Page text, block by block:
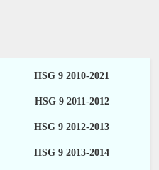
HSG 9 2010-2021
HSG 9 2011-2012
HSG 9 2012-2013
HSG 9 2013-2014